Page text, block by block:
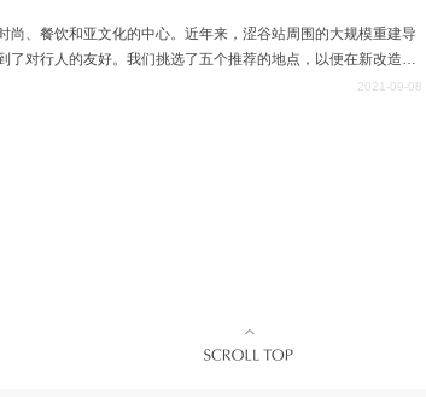
尚、餐饮和亚文化的中心。近年来，涩谷站周围的大规模重建导
了对行人的友好。我们挑选了五个推荐的地点，以便在新改造的
的去处，所以如果你想享受情侣约会或到该地区观光，请看看它
2021-09-08